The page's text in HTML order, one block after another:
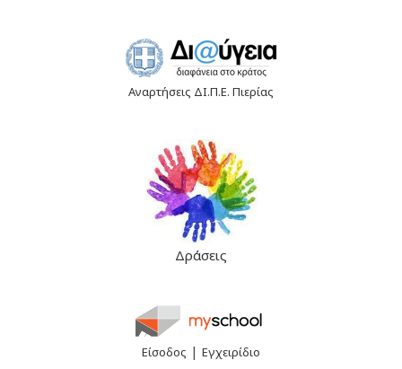
Αναρτήσεις ΔΙ.Π.Ε. Πιερίας
Δράσεις
Είσοδος | Εγχειρίδιο